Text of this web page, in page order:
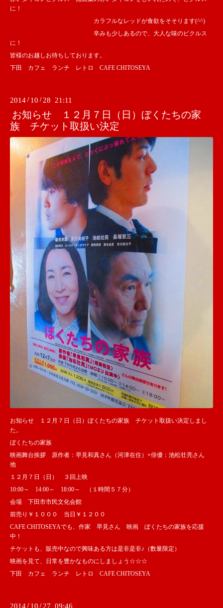
に！
カラフルなレッドが食欲をそそります(^^)
辛みも少しあるので、大人な味のピクルス
に！
皆様のお越しお待ちしております。
下田 カフェ ランチ レトロ CAFE CHITOSEYA
2014 / 10 / 28 21:11
お知らせ １２月７日（日）ぼくたちの家
族 チケット取扱い決定
お知らせ １２月７日（日）ぼくたちの家族 チケット取扱い決定しまし
た。
ぼくたちの家族
映画舞台挨拶 原作者：早見和真さん（河津在住）×俳優：池松壮亮さん
他
１２月７日（日） ３回上映
10:00～ 14:00～ 18:00～ （１時間５７分）
会場 下田市市民文化会館
前売り￥１０００ 当日￥１２００
CAFE CHITOSEYAでも、作家 早見さん 映画 ぼくたちの家族を応援
中！
チケットも、販売中なので興味ある方は是非是非♪（数量限定）
映画を見て、日常を豊かなものにしましょう☆☆☆
下田 カフェ ランチ レトロ CAFE CHITOSEYA
2014 / 10 / 27 09:46